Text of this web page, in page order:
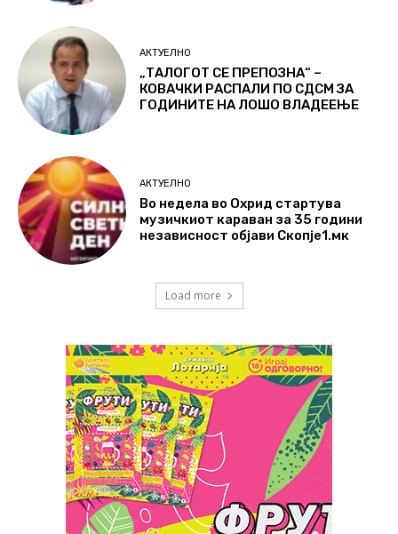
АКТУЕЛНО
„ТАЛОГОТ СЕ ПРЕПОЗНА“ –
КОВАЧКИ РАСПАЛИ ПО СДСМ ЗА
ГОДИНИТЕ НА ЛОШО ВЛАДЕЕЊЕ
АКТУЕЛНО
Во недела во Охрид стартува
музичкиот караван за 35 години
независност објави Скопје1.мк
Load more